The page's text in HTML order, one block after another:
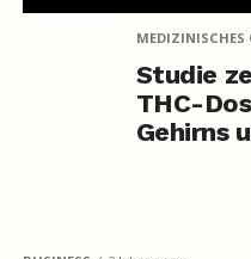
MEDIZINISCHES
Studie
THC-
Gehirns